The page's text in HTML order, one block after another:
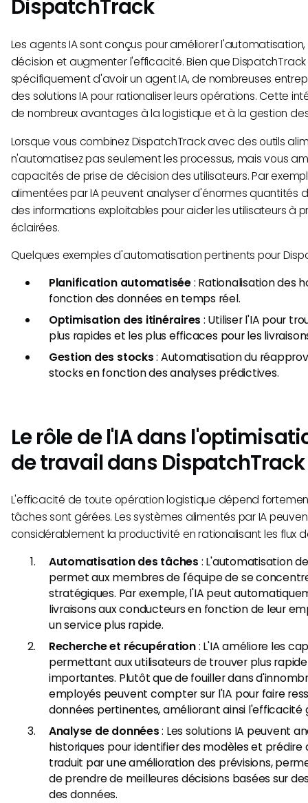
DispatchTrack
Les agents IA sont conçus pour améliorer
décision et augmenter l'efficacité. Bien que
spécifiquement d'avoir un agent IA, de nombreuses
des solutions IA pour rationaliser leurs opérations. Cette
de nombreux avantages à la logistique et à la gestion
Lorsque vous combinez DispatchTrack avec des outils
n'automatisez pas seulement les processus, mais vous
capacités de prise de décision des utilisateurs. Par
alimentées par IA peuvent analyser d'énormes quantités
des informations exploitables pour aider les utilisateurs à
éclairées.
Quelques exemples d'automatisation pertinents pour
Planification automatisée: Rationalisation des
fonction des données en temps réel.
Optimisation des itinéraires : Utiliser l'IA pour
plus rapides et les plus efficaces pour les
Gestion des stocks: Automatisation du
stocks en fonction des analyses prédictives.
Le rôle de l'IA dans
de travail dans DispatchTrack
L'efficacité de toute opération logistique dépend
tâches sont gérées. Les systèmes alimentés par IA
considérablement la productivité en rationalisant les flux
Automatisation des tâches : L'automatisation
permet aux membres de l'équipe de se
stratégiques. Par exemple, l'IA peut
livraisons aux conducteurs en fonction de leur
un service plus rapide.
Recherche et récupération: L'IA améliore les
permettant aux utilisateurs de trouver plus
importantes. Plutôt que de fouiller dans
employés peuvent compter sur l'IA pour faire
données pertinentes, améliorant ainsi l'efficacité
Analyse de données: Les solutions IA peuvent
historiques pour identifier des modèles et prédire
traduit par une amélioration des prévisions,
de prendre de meilleures décisions basées sur
des données.